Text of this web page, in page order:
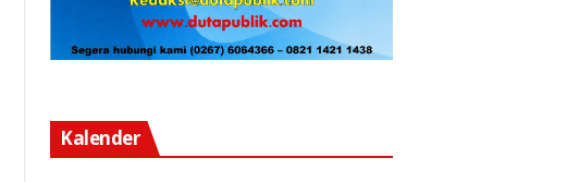
Kalender